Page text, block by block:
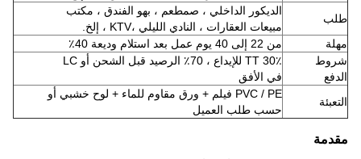
طلب
الديكور الداخلي ، صمطعم ، بهو الفندق ، مكتب
مبيعات العقارات ، النادي الليلي ، KTV ، إلخ.
مهلة
من 22 إلى 40 يوم عمل بعد استلام وديعة 40٪
شروط
الدفع
30٪ TT للإيداع ، 70٪ الرصيد قبل الشحن أو LC
في الأفق
التعبئة
PVC / PE فيلم + ورق مقاوم للماء + لوح خشبي أو
حسب طلب العميل
مقدمة